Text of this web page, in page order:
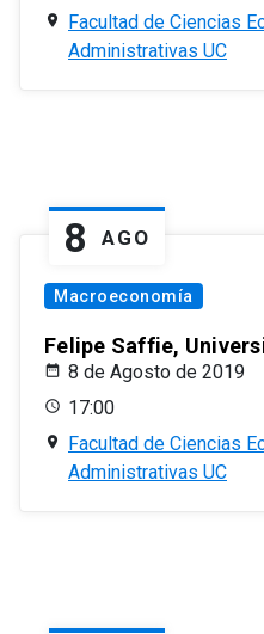
Facultad de Ciencias
Administrativas UC
8 AGO
Macroeconomía
Felipe Saffie,
8 de Agosto de 2019
17:00
Facultad de Ciencias
Administrativas UC